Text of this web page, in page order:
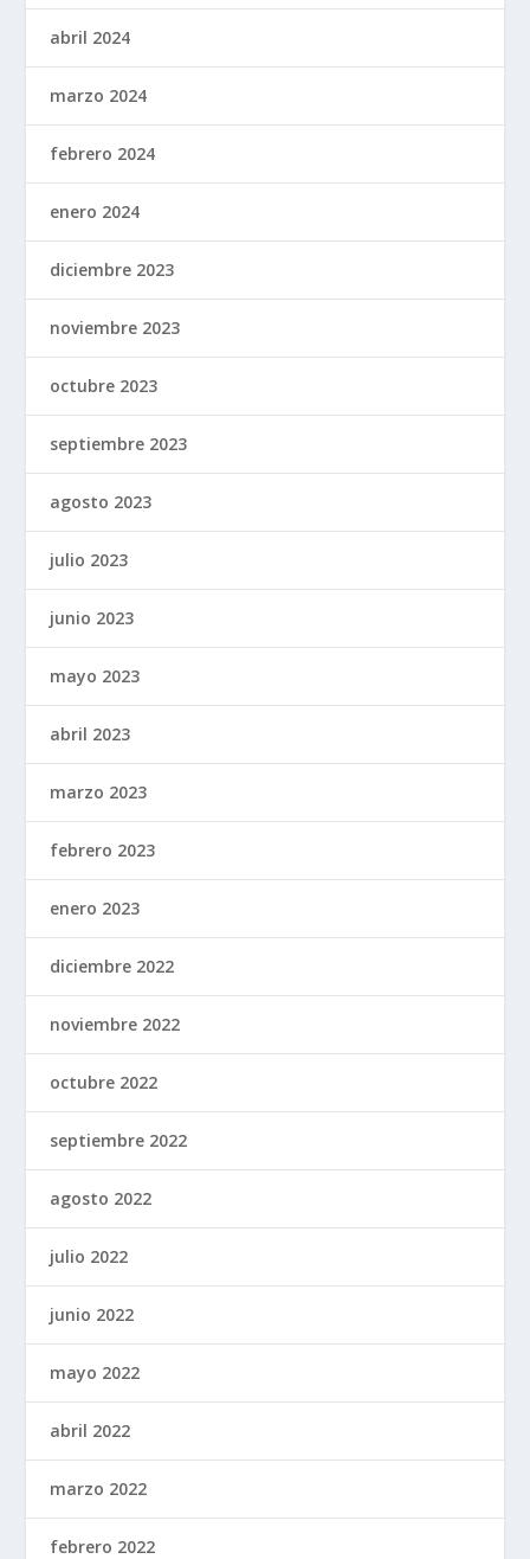
abril 2024
marzo 2024
febrero 2024
enero 2024
diciembre 2023
noviembre 2023
octubre 2023
septiembre 2023
agosto 2023
julio 2023
junio 2023
mayo 2023
abril 2023
marzo 2023
febrero 2023
enero 2023
diciembre 2022
noviembre 2022
octubre 2022
septiembre 2022
agosto 2022
julio 2022
junio 2022
mayo 2022
abril 2022
marzo 2022
febrero 2022